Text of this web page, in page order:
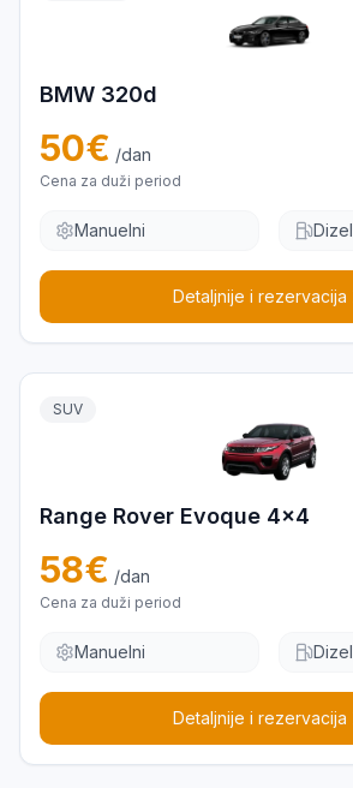
BMW 320d
50€ /dan
Cena za duži period
Manuelni Dizel
Detaljnije i rezervacija
SUV
Range Rover Evoque 4x4
58€ /dan
Cena za duži period
Manuelni Dizel
Detaljnije i rezervacija